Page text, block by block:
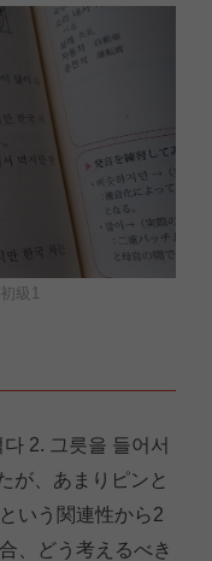
級1
2. 그릇을 들어서
が、あまりピンと
いう関連性から2
、どう考えるべき